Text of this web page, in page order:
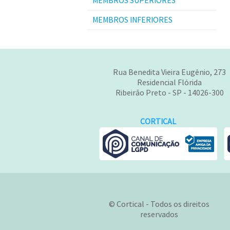
MEMBROS INFERIORES
Rua Benedita Vieira Eugênio, 273
Residencial Flórida
Ribeirão Preto - SP - 14026-300
CORTICAL
© Cortical - Todos os direitos
reservados